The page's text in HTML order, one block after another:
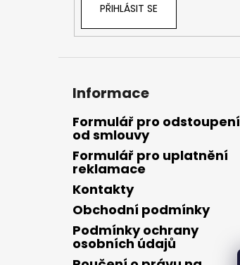
PŘIHLÁSIT SE
Informace
Formulář pro odstoupení
od smlouvy
Formulář pro uplatnění
reklamace
Kontakty
Obchodní podmínky
Podmínky ochrany
osobních údajů